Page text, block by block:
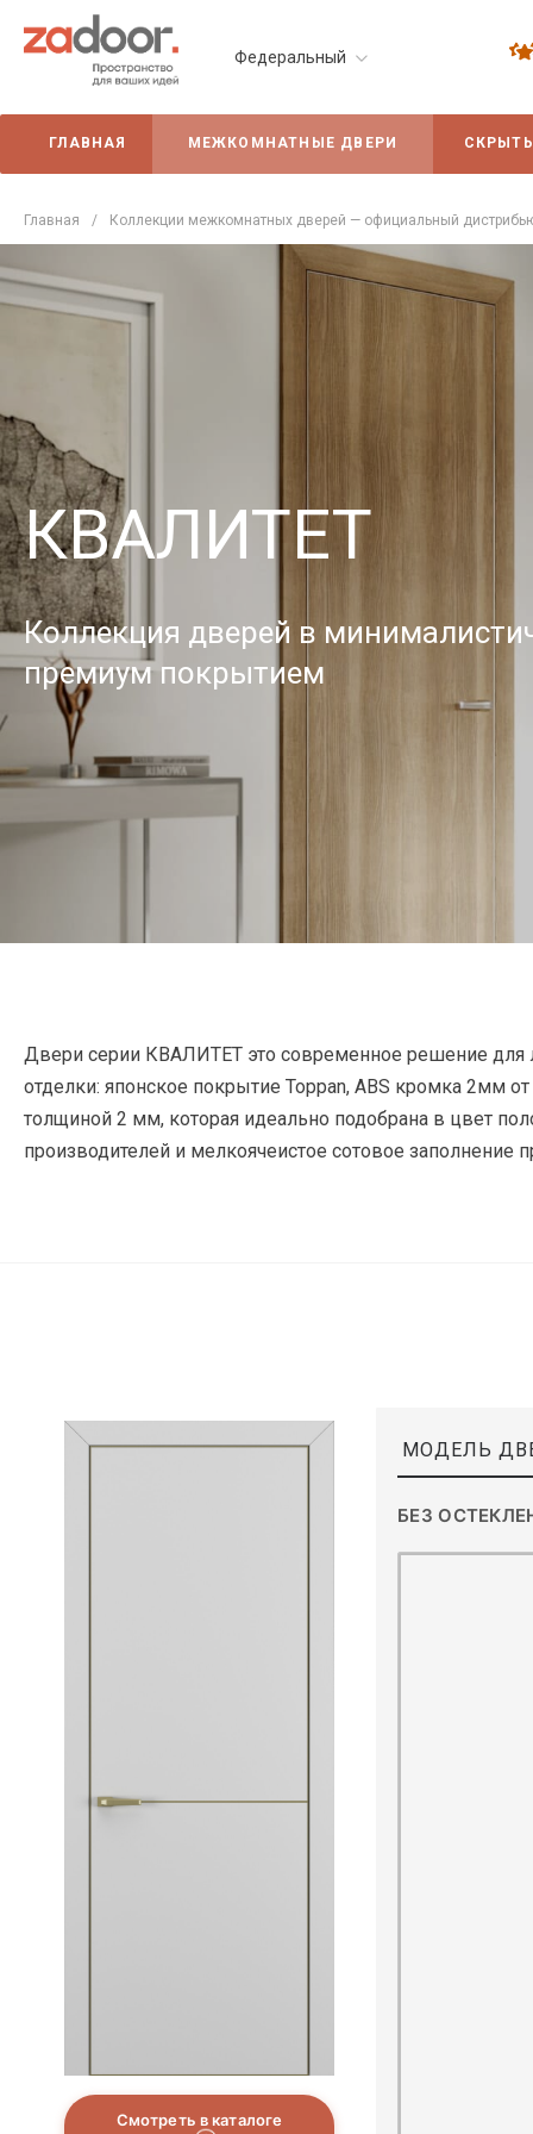
Федеральный
ГЛАВНАЯ МЕЖКОМНАТНЫЕ ДВЕРИ
Главная / Коллекции межкомнатных дверей — официальный
КВАЛИТЕТ
Коллекция дверей в
премиум покрытием
Двери серии КВАЛИТЕТ это современное решение для
отделки: японское покрытие Toppan, ABS кромка 2мм
толщиной 2 мм, которая идеально подобрана в цвет
производителей и мелкоячеистое сотовое
Смотреть в каталоге
МОДЕЛЬ
БЕЗ